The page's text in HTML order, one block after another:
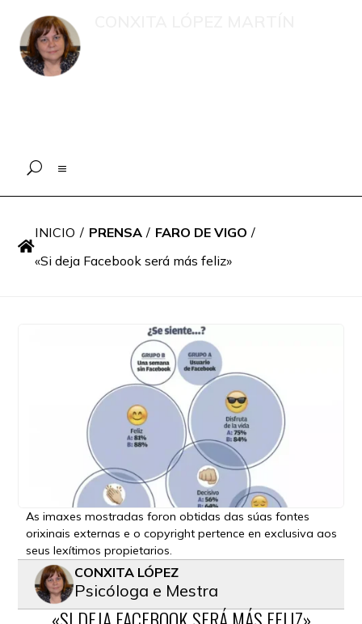

INICIO / PRENSA / FARO DE VIGO /
«Si deja Facebook será más feliz»
As imaxes mostradas foron obtidas das súas fontes
orixinais externas e o copyright pertence en exclusiva aos
seus lexítimos propietarios.
CONXITA LÓPEZ
Psicóloga e Mestra